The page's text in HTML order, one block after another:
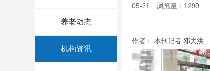
养老动态
机构资讯
05-31 浏览量：1290
作者： 本刊记者 邓大洪